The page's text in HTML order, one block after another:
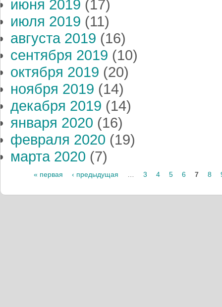
июня 2019 (17)
июля 2019 (11)
августа 2019 (16)
сентября 2019 (10)
октября 2019 (20)
ноября 2019 (14)
декабря 2019 (14)
января 2020 (16)
февраля 2020 (19)
марта 2020 (7)
Страницы
« первая ‹ предыдущая 3 4 5 6 7 8